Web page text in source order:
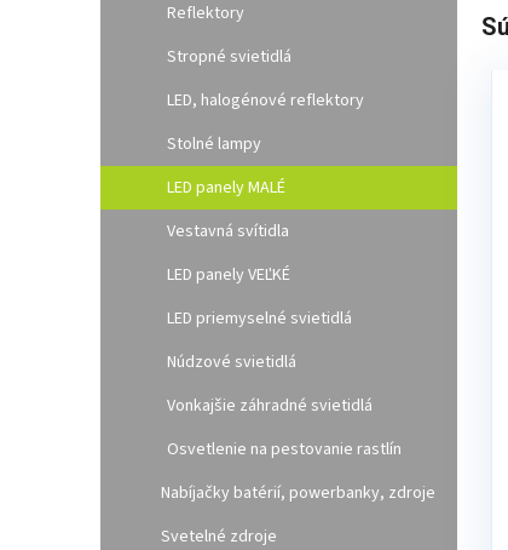
Reflektory
Stropné svietidlá
LED, halogénové reflektory
Stolné lampy
LED panely MALÉ
Vestavná svítidla
LED panely VEĽKÉ
LED priemyselné svietidlá
Núdzové svietidlá
Vonkajšie záhradné svietidlá
Osvetlenie na pestovanie rastlín
Nabíjačky batérií, powerbanky, zdroje
Svetelné zdroje